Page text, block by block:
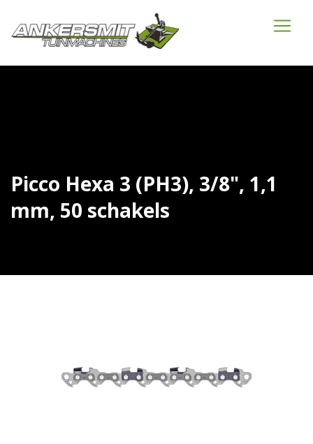
Picco Hexa 3 (PH3), 3/8", 1,1
mm, 50 schakels